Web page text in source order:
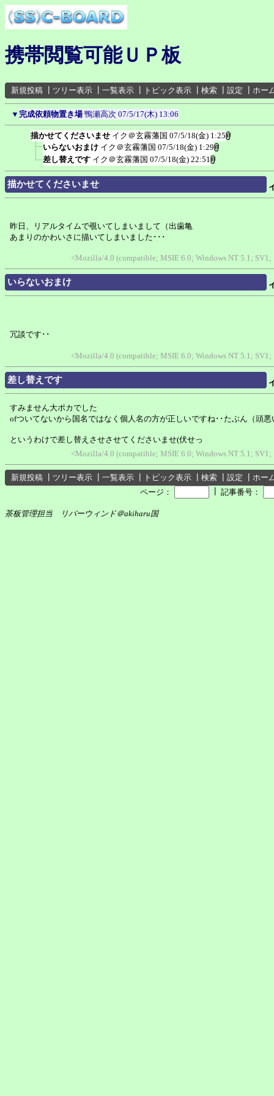
携帯閲覧可能ＵＰ板
新規投稿 ツリー表示 一覧表示 トピック表示 検索 設定 ホー
▼ 完成依頼物置き場 鴨瀬高次 07/5/17(木) 13:06
描かせてくださいませ イク＠玄霧藩国 07/5/18(金) 1:25
いらないおまけ イク＠玄霧藩国 07/5/18(金) 1:29
差し替えです イク＠玄霧藩国 07/5/18(金) 22:51
描かせてくださいませ
昨日、リアルタイムで覗いてしまいまして（出歯亀
あまりのかわいさに描いてしまいました･･･
<Mozilla/4.0 (compatible; MSIE 6.0; Windows NT 5.1;
いらないおまけ
冗談です･･
<Mozilla/4.0 (compatible; MSIE 6.0; Windows NT 5.1;
差し替えです
すみません大ポカでした
ofついてないから国名ではなく個人名の方が正しいですね･･たぶん（頭悪
というわけで差し替えさせさせてくださいませ(伏せっ
<Mozilla/4.0 (compatible; MSIE 6.0; Windows NT 5.1;
新規投稿 ツリー表示 一覧表示 トピック表示 検索 設定
ホー
ページ：
記事番号：
茶板管理担当 リバーウィンド＠akiharu国